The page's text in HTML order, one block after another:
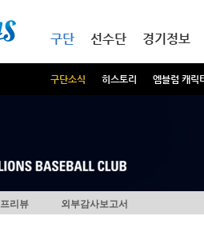
구단
구단소식 히스토리 엠블럼 캐릭
선수단 경기정보
프리뷰 외부감사보고서